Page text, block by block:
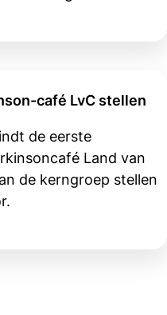
café LvC stellen
de eerste
Land van
de kerngroep stellen